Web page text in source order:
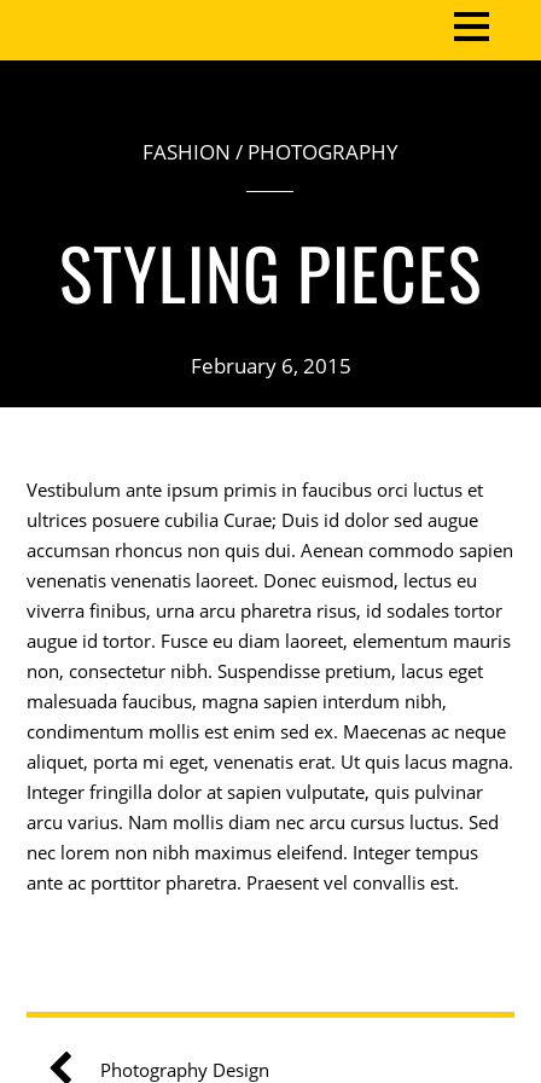
FASHION / PHOTOGRAPHY
STYLING PIECES
February 6, 2015
Vestibulum ante ipsum primis in faucibus orci luctus et
ultrices posuere cubilia Curae; Duis id dolor sed augue
accumsan rhoncus non quis dui. Aenean commodo sapien
venenatis venenatis laoreet. Donec euismod, lectus eu
viverra finibus, urna arcu pharetra risus, id sodales tortor
augue id tortor. Fusce eu diam laoreet, elementum mauris
non, consectetur nibh. Suspendisse pretium, lacus eget
malesuada faucibus, magna sapien interdum nibh,
condimentum mollis est enim sed ex. Maecenas ac neque
aliquet, porta mi eget, venenatis erat. Ut quis lacus magna.
Integer fringilla dolor at sapien vulputate, quis pulvinar
arcu varius. Nam mollis diam nec arcu cursus luctus. Sed
nec lorem non nibh maximus eleifend. Integer tempus
ante ac porttitor pharetra. Praesent vel convallis est.
Photography Design